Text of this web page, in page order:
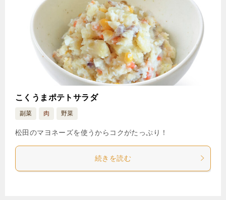
こくうまポテトサラダ
副菜 肉 野菜
松田のマヨネーズを使うからコクがたっぷり！
続きを読む